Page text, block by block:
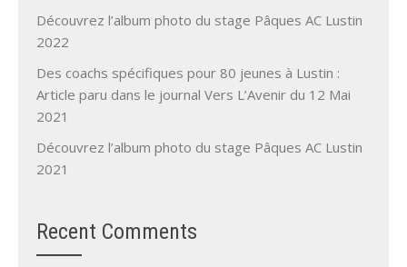
Découvrez l’album photo du stage Pâques AC Lustin
2022
Des coachs spécifiques pour 80 jeunes à Lustin :
Article paru dans le journal Vers L’Avenir du 12 Mai
2021
Découvrez l’album photo du stage Pâques AC Lustin
2021
Recent Comments